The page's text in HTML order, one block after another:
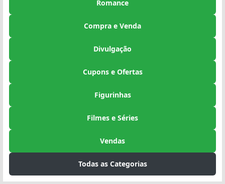
Romance
Compra e Venda
Divulgação
Cupons e Ofertas
Figurinhas
Filmes e Séries
Vendas
Todas as Categorias